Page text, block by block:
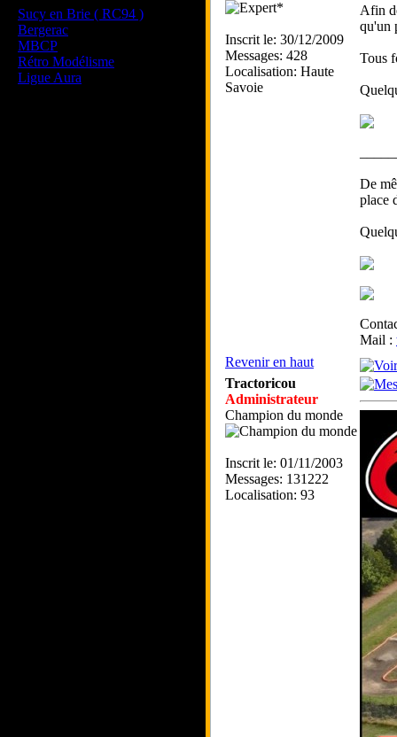
Sucy en Brie ( RC94 )
Bergerac
MBCP
Rétro Modélisme
Ligue Aura
Inscrit le: 30/12/2009
Messages: 428
Localisation: Haute
Savoie
Afin
qu'un
Tous
De
place
Mail :
Revenir en haut
Tractoricou
Administrateur
Champion du monde
Inscrit le: 01/11/2003
Messages: 131222
Localisation: 93